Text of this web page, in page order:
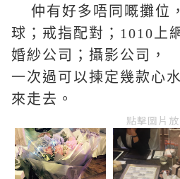
仲有好多唔同嘅攤位
球；戒指配對；1010上
婚紗公司；攝影公司，
一次過可以揀定幾款心
來走去。
點擊圖片